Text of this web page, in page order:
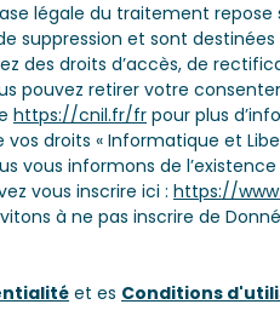
légale du traitement
suppression et sont
des droits d’accès, de
pouvez retirer votre
https://cnil.fr/fr pour plus
droits « Informatique et
vous informons de
vous inscrire ici : https://
à ne pas inscrire de
et es Conditions